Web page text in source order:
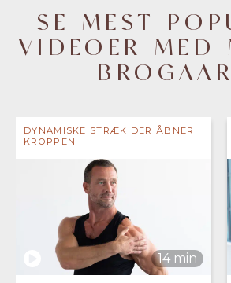
SE MEST
VIDEOER MED
DYNAMISKE STRÆK DER ÅBNER
KROPPEN